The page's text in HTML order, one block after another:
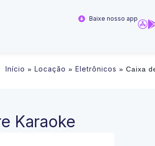
Baixe nosso app
Início » Locação » Eletrônicos » Caixa
Karaoke